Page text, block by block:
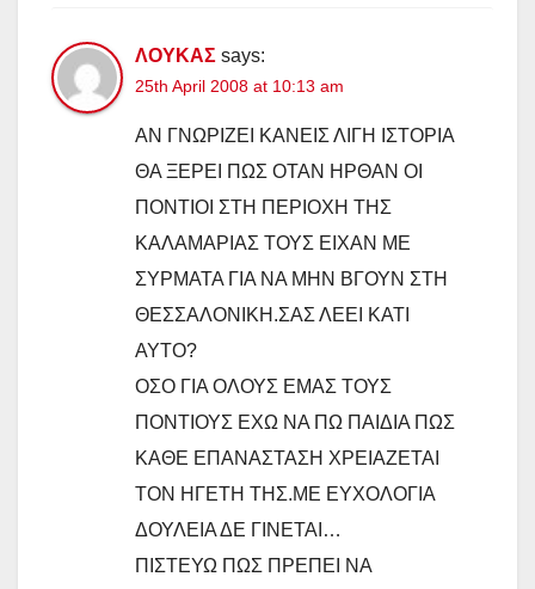
ΛΟΥΚΑΣ says:
25th April 2008 at 10:13 am
ΑΝ ΓΝΩΡΙΖΕΙ ΚΑΝΕΙΣ ΛΙΓΗ ΙΣΤΟΡΙΑ
ΘΑ ΞΕΡΕΙ ΠΩΣ ΟΤΑΝ ΗΡΘΑΝ ΟΙ
ΠΟΝΤΙΟΙ ΣΤΗ ΠΕΡΙΟΧΗ ΤΗΣ
ΚΑΛΑΜΑΡΙΑΣ ΤΟΥΣ ΕΙΧΑΝ ΜΕ
ΣΥΡΜΑΤΑ ΓΙΑ ΝΑ ΜΗΝ ΒΓΟΥΝ ΣΤΗ
ΘΕΣΣΑΛΟΝΙΚΗ.ΣΑΣ ΛΕΕΙ ΚΑΤΙ
ΑΥΤΟ?
ΟΣΟ ΓΙΑ ΟΛΟΥΣ ΕΜΑΣ ΤΟΥΣ
ΠΟΝΤΙΟΥΣ ΕΧΩ ΝΑ ΠΩ ΠΑΙΔΙΑ ΠΩΣ
ΚΑΘΕ ΕΠΑΝΑΣΤΑΣΗ ΧΡΕΙΑΖΕΤΑΙ
ΤΟΝ ΗΓΕΤΗ ΤΗΣ.ΜΕ ΕΥΧΟΛΟΓΙΑ
ΔΟΥΛΕΙΑ ΔΕ ΓΙΝΕΤΑΙ…
ΠΙΣΤΕΥΩ ΠΩΣ ΠΡΕΠΕΙ ΝΑ